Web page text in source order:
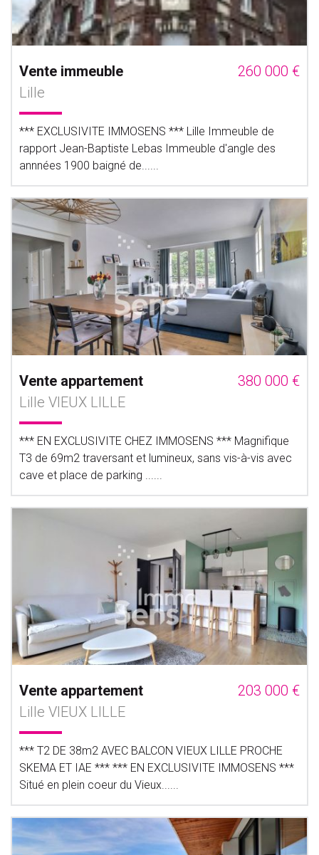
Vente immeuble
260 000 €
Lille
*** EXCLUSIVITE IMMOSENS *** Lille Immeuble de
rapport Jean-Baptiste Lebas Immeuble d'angle des
annnées 1900 baigné de......
Vente appartement
380 000 €
Lille VIEUX LILLE
*** EN EXCLUSIVITE CHEZ IMMOSENS *** Magnifique
T3 de 69m2 traversant et lumineux, sans vis-à-vis avec
cave et place de parking ......
Vente appartement
203 000 €
Lille VIEUX LILLE
*** T2 DE 38m2 AVEC BALCON VIEUX LILLE PROCHE
SKEMA ET IAE *** *** EN EXCLUSIVITE IMMOSENS ***
Situé en plein coeur du Vieux......